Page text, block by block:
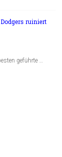
ruiniert
geführte …